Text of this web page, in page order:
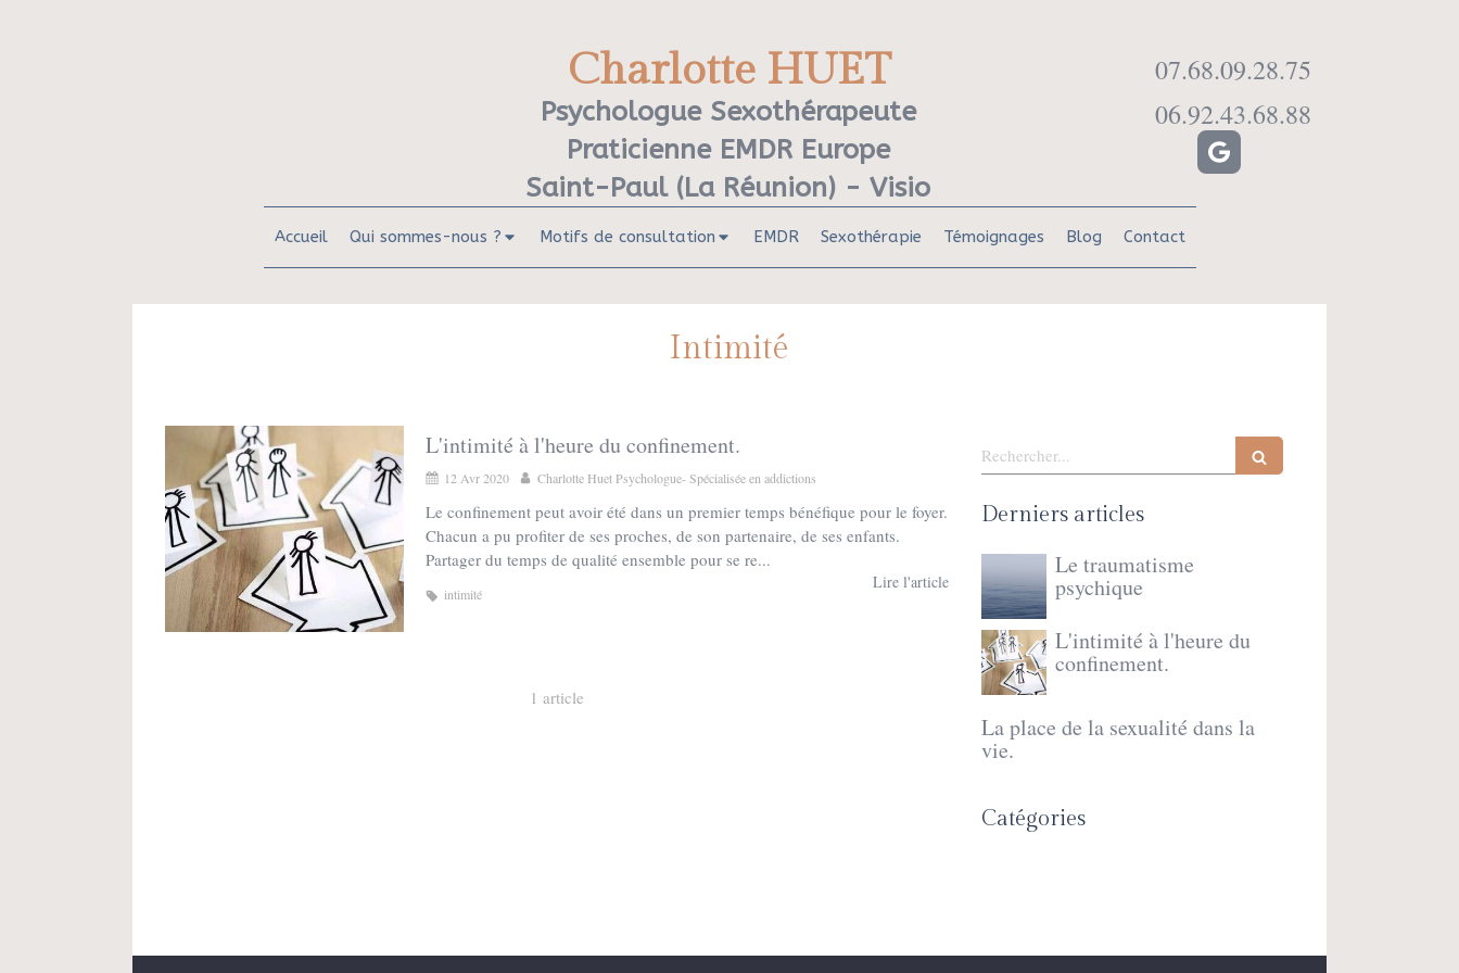
Charlotte HUET
07.68.09.28.75
06.92.43.68.88
Psychologue Sexothérapeute
Praticienne EMDR Europe
Saint-Paul (La Réunion) - Visio
Accueil Qui sommes-nous ? Motifs de consultation EMDR Sexothérapie Témoignages Blog Contact
Intimité
L'intimité à l'heure du confinement.
12 Avr 2020 Charlotte Huet Psychologue- Spécialisée en addictions
Le confinement peut avoir été dans un premier temps bénéfique pour le foyer.
Chacun a pu profiter de ses proches, de son partenaire, de ses enfants.
Partager du temps de qualité ensemble pour se re...
Lire l'article
intimité
1 article
Rechercher
Derniers articles
Le traumatisme
psychique
L'intimité à l'heure du
confinement.
La place de la sexualité dans la
vie.
Catégories